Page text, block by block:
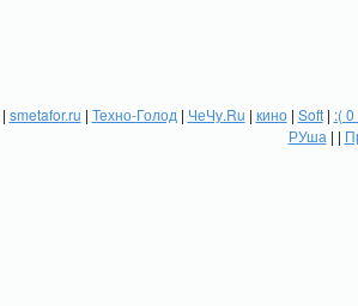
smetafor.ru | Техно-Голод | ЧеЧу.Ru | кино| Soft| :(
РУша | |